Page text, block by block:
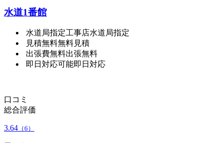
水道1番館
水道局指定工事店水道局指定
見積無料無料見積
出張費無料出張無料
即日対応可能即日対応
口コミ
総合評価
3.64 （6）